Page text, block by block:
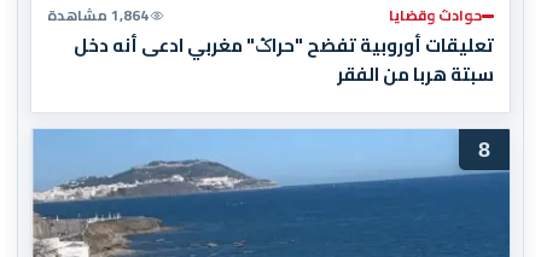
حوادث وقضايا 1,864 مشاهدة
تعليقات أوروبية تفضح "حراݣ" مغربي ادعى أنه دخل
سبتة هربا من الفقر
8